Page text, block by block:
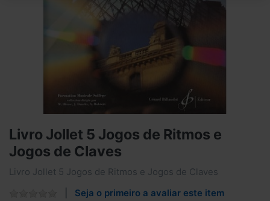
Livro Jollet 5 Jogos de Ritmos e
Jogos de Claves
Livro Jollet 5 Jogos de Ritmos e Jogos de Claves
Seja o primeiro a avaliar este item